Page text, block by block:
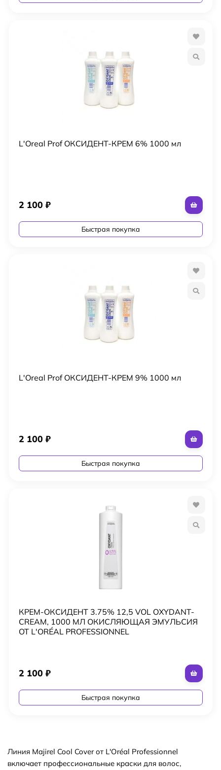
L'Oreal Prof ОКСИДЕНТ-КРЕМ 6% 1000 мл
2 100 ₽
Быстрая покупка
L'Oreal Prof ОКСИДЕНТ-КРЕМ 9% 1000 мл
2 100 ₽
Быстрая покупка
КРЕМ-ОКСИДЕНТ 3.75% 12,5 VOL OXYDANT-
CREAM, 1000 МЛ ОКИСЛЯЮЩАЯ ЭМУЛЬСИЯ
ОТ L'ORÉAL PROFESSIONNEL
2 100 ₽
Быстрая покупка
Линия Majirel Cool Cover от L'Oréal Professionnel
включает профессиональные краски для волос,